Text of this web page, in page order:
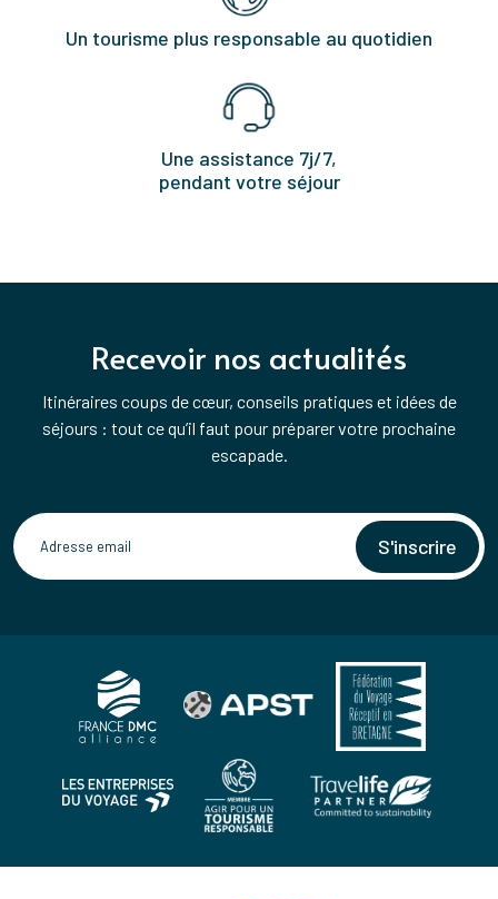
Un tourisme plus responsable au quotidien
Une assistance 7j/7,
pendant votre séjour
Recevoir nos actualités
Itinéraires coups de cœur, conseils pratiques et idées de
séjours : tout ce qu’il faut pour préparer votre prochaine
escapade.
S'inscrire